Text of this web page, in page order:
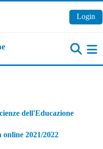
Login
dell'Educazione
online 2021/2022